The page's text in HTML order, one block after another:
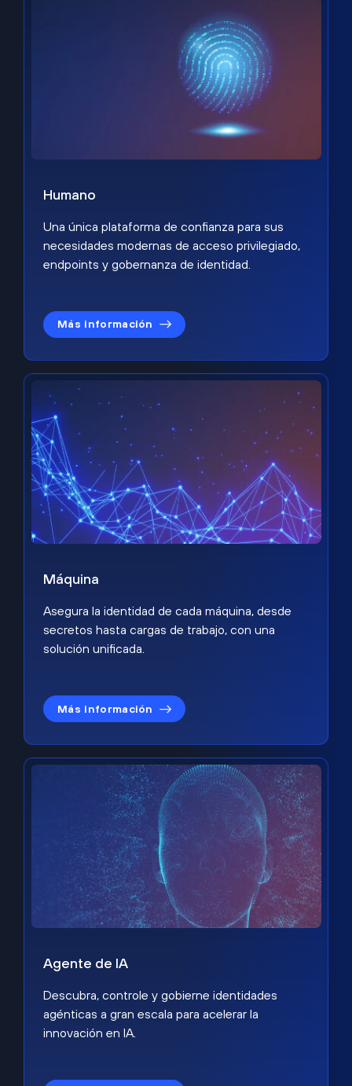
Humano
Una única plataforma de confianza para sus
necesidades modernas de acceso privilegiado,
endpoints y gobernanza de identidad.
Más información
Máquina
Asegura la identidad de cada máquina, desde
secretos hasta cargas de trabajo, con una
solución unificada.
Más información
Agente de IA
Descubra, controle y gobierne identidades
agénticas a gran escala para acelerar la
innovación en IA.